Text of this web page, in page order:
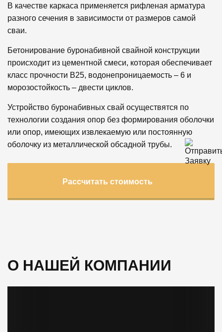
В качестве каркаса применяется рифленая арматура
разного сечения в зависимости от размеров самой
сваи.
Бетонирование буронабивной свайной конструкции
происходит из цементной смеси, которая обеспечивает
класс прочности В25, водонепроницаемость – 6 и
морозостойкость – двести циклов.
Устройство буронабивных свай осуществятся по
технологии создания опор без формирования оболочки
или опор, имеющих извлекаемую или постоянную
оболочку из металлической обсадной трубы.
Рассчитать стоимость
О НАШЕЙ КОМПАНИИ